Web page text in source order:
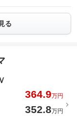
る
364.9万円
352.8万円